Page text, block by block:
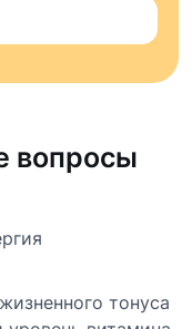
вопросы
тонуса